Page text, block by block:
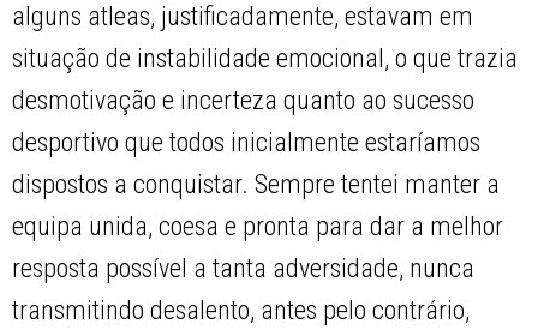
alguns atleas, justificadamente, estavam em
situação de instabilidade emocional, o que trazia
desmotivação e incerteza quanto ao sucesso
desportivo que todos inicialmente estaríamos
dispostos a conquistar. Sempre tentei manter a
equipa unida, coesa e pronta para dar a melhor
resposta possível a tanta adversidade, nunca
transmitindo desalento, antes pelo contrário,